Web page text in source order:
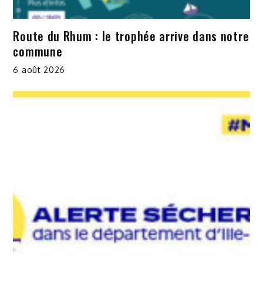
Route du Rhum : le trophée arrive dans notre
commune
6 août 2026